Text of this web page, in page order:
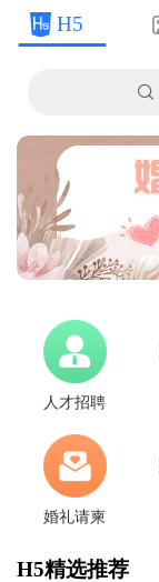
H5

人才招聘
婚礼请柬
H5精选推荐